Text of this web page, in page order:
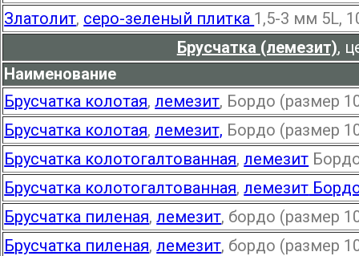
Златолит, серо-зеленый плитка 1,5-3 мм 5L,
Брусчатка (лемезит),
Наименование
Брусчатка колотая,лемезит, Бордо (размер
Брусчатка колотая,лемезит, Бордо (размер
Брусчатка колотогалтованная,лемезит
Брусчатка колотогалтованная,лемезит
Брусчатка пиленая,лемезит, бордо (размер
Брусчатка пиленая,лемезит, бордо (размер